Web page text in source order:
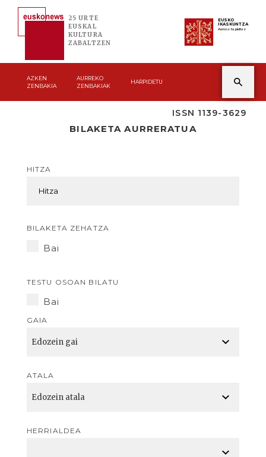
25 URTE
EUSKAL
KULTURA
ZABALTZEN
EUSKO
IKASKUNTZA
Asmoz ta jakitez
AZKEN
ZENBAKIA
AURREKO
ZENBAKIAK
HARPIDETU
ISSN 1139-3629
BILAKETA AURRERATUA
HITZA
BILAKETA ZEHATZA
Bai
TESTU OSOAN BILATU
Bai
GAIA
ATALA
HERRIALDEA